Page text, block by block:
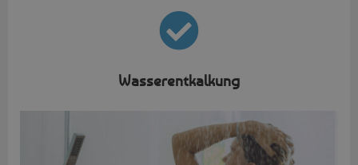
Wasserentkalkung